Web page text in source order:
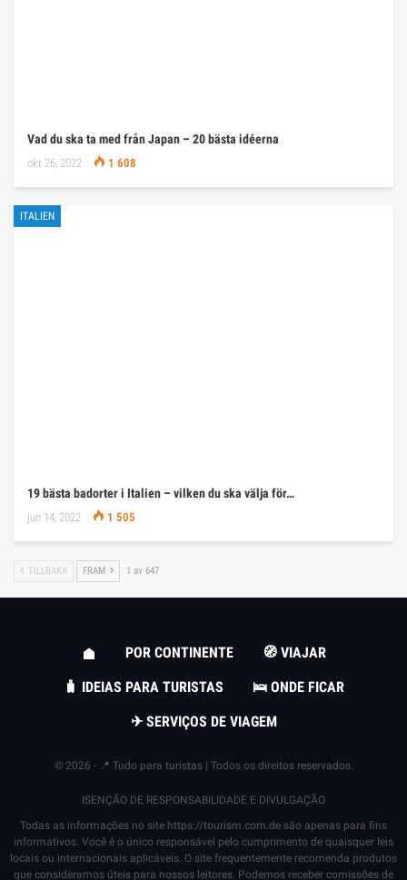
Vad du ska ta med från Japan – 20 bästa idéerna
okt 26, 2022 1 608
ITALIEN
19 bästa badorter i Italien – vilken du ska välja för…
jun 14, 2022 1 505
TILLBAKA FRAM 1 av 647
POR CONTINENTE
🧭 VIAJAR
🧳 IDEIAS PARA TURISTAS
🛌 ONDE FICAR
✈ SERVIÇOS DE VIAGEM
© 2026 - 📍 Tudo para turistas | Todos os direitos reservados.
ISENÇÃO DE RESPONSABILIDADE E DIVULGAÇÃO
Todas as informações no site https://tourism.com.de são apenas para fins
informativos. Você é o único responsável pelo cumprimento de quaisquer leis
locais ou internacionais aplicáveis. O site frequentemente recomenda produtos
que consideramos úteis para nossos leitores. Podemos receber comissões de